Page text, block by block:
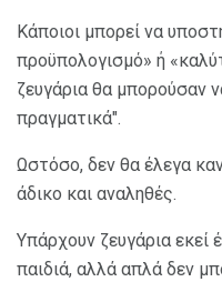
Κάποιοι μπορεί να
προϋπολογισμό» ή
ζευγάρια θα μπορούσαν
πραγματικά".
Ωστόσο, δεν θα έλεγα
άδικο και αναληθές.
Υπάρχουν ζευγάρια
παιδιά, αλλά απλά δεν